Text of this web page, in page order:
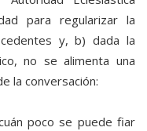
para regularizar la
y, b) dada la
no se alimenta una
la conversación:
poco se puede fiar